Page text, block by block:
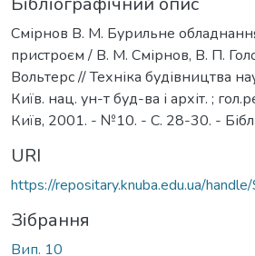
Смірнов В. М. Бурильне
пристроєм / В. М. Смірнов, В. П.
Вольтерс // Техніка будівництва
Київ. нац. ун-т буд-ва і архіт. ;
Київ, 2001. - №10. - С. 28-30. -
URI
https://repositary.knuba.edu.ua/
Зібрання
Вип. 10